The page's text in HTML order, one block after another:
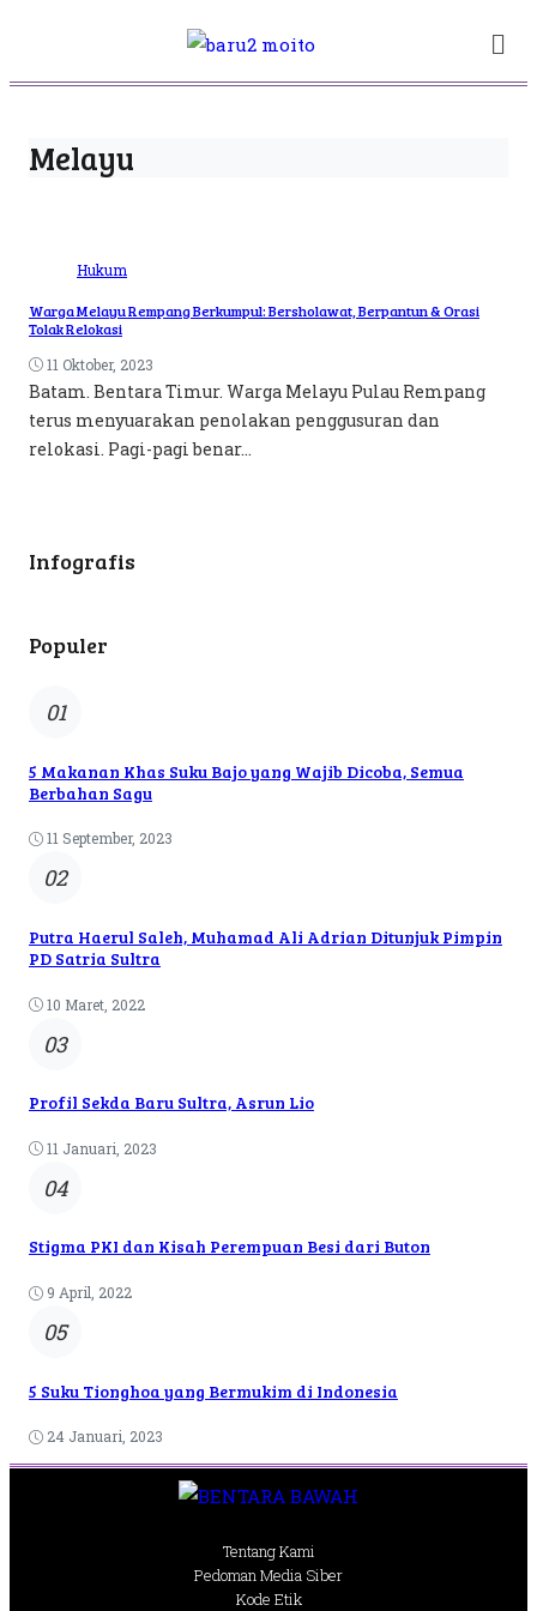
Melayu
Hukum
Warga Melayu Rempang Berkumpul: Bersholawat, Berpantun & Orasi
Tolak Relokasi
11 Oktober, 2023
Batam. Bentara Timur. Warga Melayu Pulau Rempang
terus menyuarakan penolakan penggusuran dan
relokasi. Pagi-pagi benar...
Infografis
Populer
01
5 Makanan Khas Suku Bajo yang Wajib Dicoba, Semua
Berbahan Sagu
11 September, 2023
02
Putra Haerul Saleh, Muhamad Ali Adrian Ditunjuk Pimpin
PD Satria Sultra
10 Maret, 2022
03
Profil Sekda Baru Sultra, Asrun Lio
11 Januari, 2023
04
Stigma PKI dan Kisah Perempuan Besi dari Buton
9 April, 2022
05
5 Suku Tionghoa yang Bermukim di Indonesia
24 Januari, 2023
Tentang Kami
Pedoman Media Siber
Kode Etik